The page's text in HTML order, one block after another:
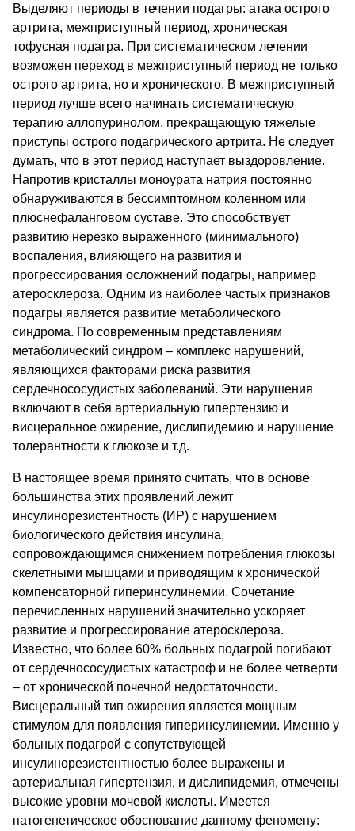
Выделяют периоды в течении подагры: атака острого
артрита, межприступный период, хроническая
тофусная подагра. При систематическом лечении
возможен переход в межприступный период не только
острого артрита, но и хронического. В межприступный
период лучше всего начинать систематическую
терапию аллопуринолом, прекращающую тяжелые
приступы острого подагрического артрита. Не следует
думать, что в этот период наступает выздоровление.
Напротив кристаллы моноурата натрия постоянно
обнаруживаются в бессимптомном коленном или
плюснефаланговом суставе. Это способствует
развитию нерезко выраженного (минимального)
воспаления, влияющего на развития и
прогрессирования осложнений подагры, например
атеросклероза. Одним из наиболее частых признаков
подагры является развитие метаболического
синдрома. По современным представлениям
метаболический синдром – комплекс нарушений,
являющихся факторами риска развития
сердечнососудистых заболеваний. Эти нарушения
включают в себя артериальную гипертензию и
висцеральное ожирение, дислипидемию и нарушение
толерантности к глюкозе и т.д.
В настоящее время принято считать, что в основе
большинства этих проявлений лежит
инсулинорезистентность (ИР) с нарушением
биологического действия инсулина,
сопровождающимся снижением потребления глюкозы
скелетными мышцами и приводящим к хронической
компенсаторной гиперинсулинемии. Сочетание
перечисленных нарушений значительно ускоряет
развитие и прогрессирование атеросклероза.
Известно, что более 60% больных подагрой погибают
от сердечнососудистых катастроф и не более четверти
– от хронической почечной недостаточности.
Висцеральный тип ожирения является мощным
стимулом для появления гиперинсулинемии. Именно у
больных подагрой с сопутствующей
инсулинорезистентностью более выражены и
артериальная гипертензия, и дислипидемия, отмечены
высокие уровни мочевой кислоты. Имеется
патогенетическое обоснование данному феномену: